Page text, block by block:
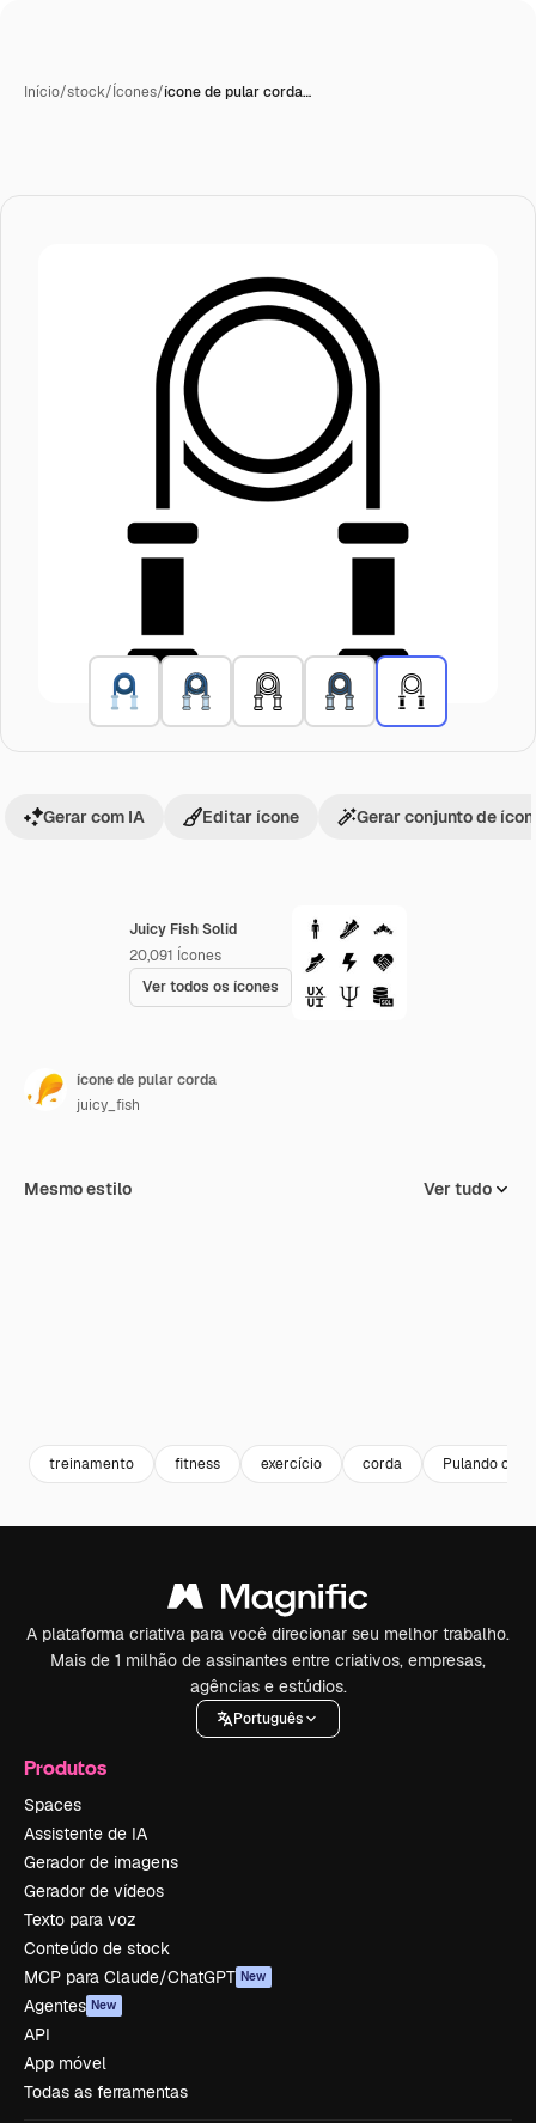
Início/stock/Ícones/ícone de pular corda…
Juicy Fish Solid
20,091 Ícones
Ver todos os ícones
Gerar com IA Editar ícone Gerar conjunto de
ícone de pular corda
juicy_fish
Mesmo estilo Ver tudo
treinamento fitness exercício corda Pulando
A plataforma criativa para você direcionar seu melhor trabalho.
Mais de 1 milhão de assinantes entre criativos, empresas,
agências e estúdios.
Português
Produtos
Spaces
Assistente de IA
Gerador de imagens
Gerador de vídeos
Texto para voz
Conteúdo de stock
MCP para Claude/ChatGPT New
Agentes New
API
App móvel
Todas as ferramentas